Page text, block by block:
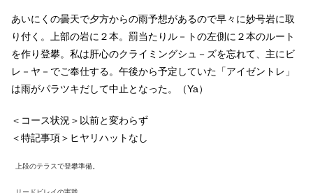
あいにくの曇天で夕方からの雨予想があるので早々に妙号岩に取
り付く。上部の岩に２本。罰当たりル－トの左側に２本のルート
を作り登攀。私は肝心のクライミングシュ－ズを忘れて、主にビ
レ－ヤ－でご奉仕する。午後から予定していた「アイゼントレ」
は雨がパラツキだして中止となった。（Ya）
＜コース状況＞以前と変わらず
＜特記事項＞ヒヤリハットなし
上段のテラスで登攀準備。